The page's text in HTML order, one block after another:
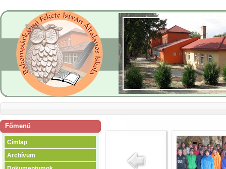
Főmenü
Címlap
Archívum